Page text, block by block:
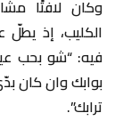
وكان لافتًا
الكليب، إذ
فيه: “شو بحب
بوابك وان كان
ترابك”.